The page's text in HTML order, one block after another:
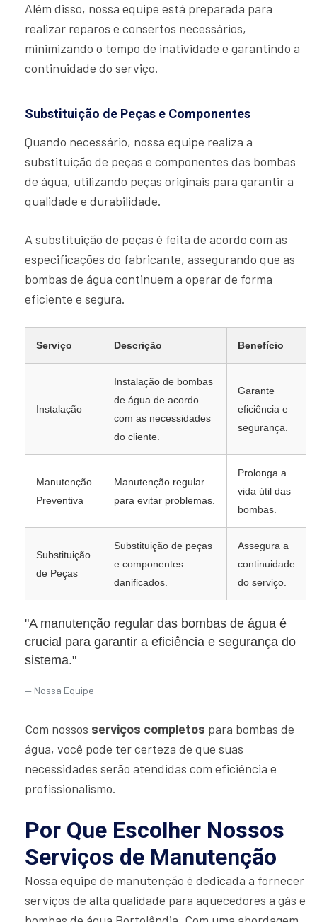
Além disso, nossa equipe está preparada para
realizar reparos e consertos necessários,
minimizando o tempo de inatividade e garantindo a
continuidade do serviço.
Substituição de Peças e Componentes
Quando necessário, nossa equipe realiza a
substituição de peças e componentes das bombas
de água, utilizando peças originais para garantir a
qualidade e durabilidade.
A substituição de peças é feita de acordo com as
especificações do fabricante, assegurando que as
bombas de água continuem a operar de forma
eficiente e segura.
Serviço Descrição Benefício
Instalação
Instalação de bombas
de água de acordo
com as necessidades
do cliente.
Garante
eficiência e
segurança.
Manutenção
Preventiva
Manutenção regular
para evitar problemas.
Prolonga a
vida útil das
bombas.
Substituição
de Peças
Substituição de peças
e componentes
danificados.
Assegura a
continuidade
do serviço.
"A manutenção regular das bombas de água é
crucial para garantir a eficiência e segurança do
sistema."
Nossa Equipe
Com nossos serviços completos para bombas de
água, você pode ter certeza de que suas
necessidades serão atendidas com eficiência e
profissionalismo.
Por Que Escolher Nossos
Serviços de Manutenção
Nossa equipe de manutenção é dedicada a fornecer
serviços de alta qualidade para aquecedores a gás e